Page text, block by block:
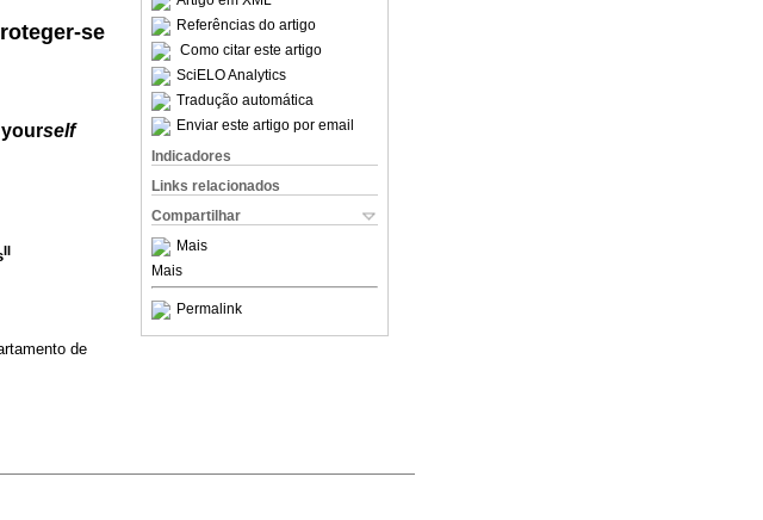
Referências do artigo
Como citar este artigo
SciELO Analytics
Tradução automática
Enviar este artigo por email
Indicadores
Links relacionados
Compartilhar
Mais
Mais
Permalink
se
self
II
de